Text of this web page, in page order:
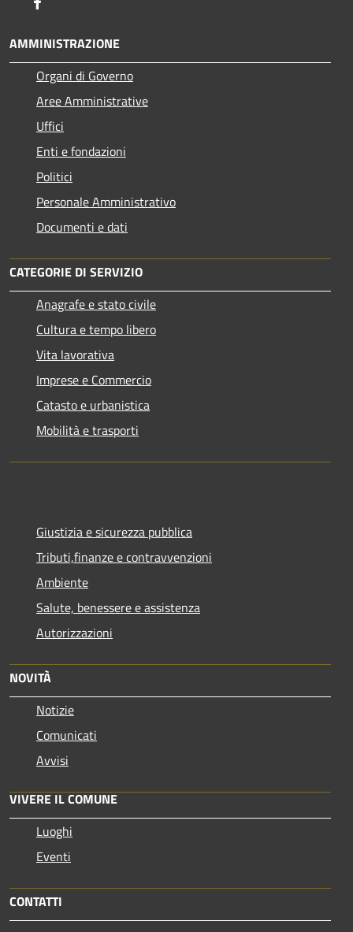
AMMINISTRAZIONE
Organi di Governo
Aree Amministrative
Uffici
Enti e fondazioni
Politici
Personale Amministrativo
Documenti e dati
CATEGORIE DI SERVIZIO
Anagrafe e stato civile
Cultura e tempo libero
Vita lavorativa
Imprese e Commercio
Catasto e urbanistica
Mobilità e trasporti
Giustizia e sicurezza pubblica
Tributi,finanze e contravvenzioni
Ambiente
Salute, benessere e assistenza
Autorizzazioni
NOVITÀ
Notizie
Comunicati
Avvisi
VIVERE IL COMUNE
Luoghi
Eventi
CONTATTI